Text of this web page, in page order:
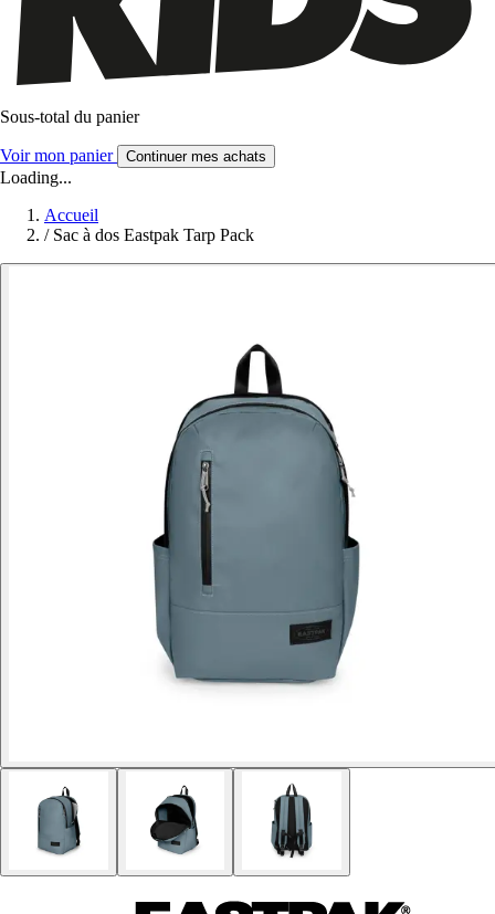
Sous-total du panier
Voir mon panier Continuer mes achats
Loading...
Accueil
/ Sac à dos Eastpak Tarp Pack